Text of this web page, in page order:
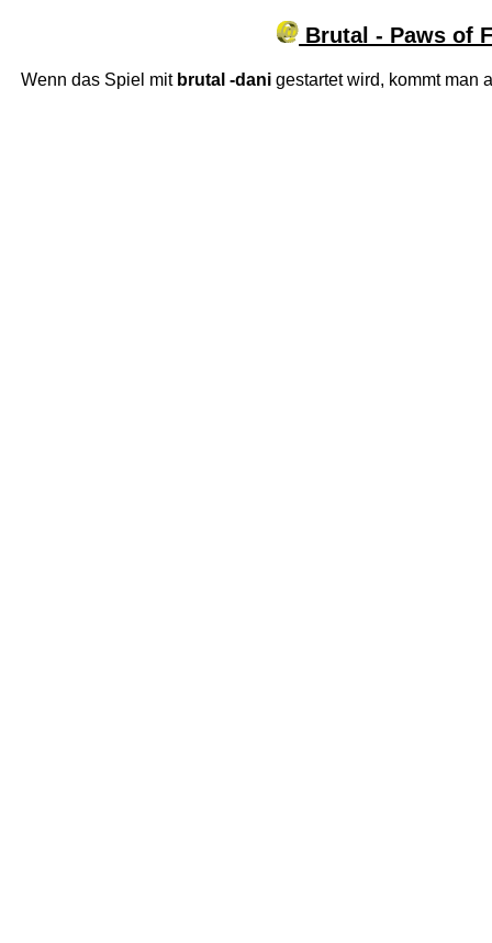
Brutal - Paws of
Wenn das Spiel mit brutal -danigestartet wird, kommt man